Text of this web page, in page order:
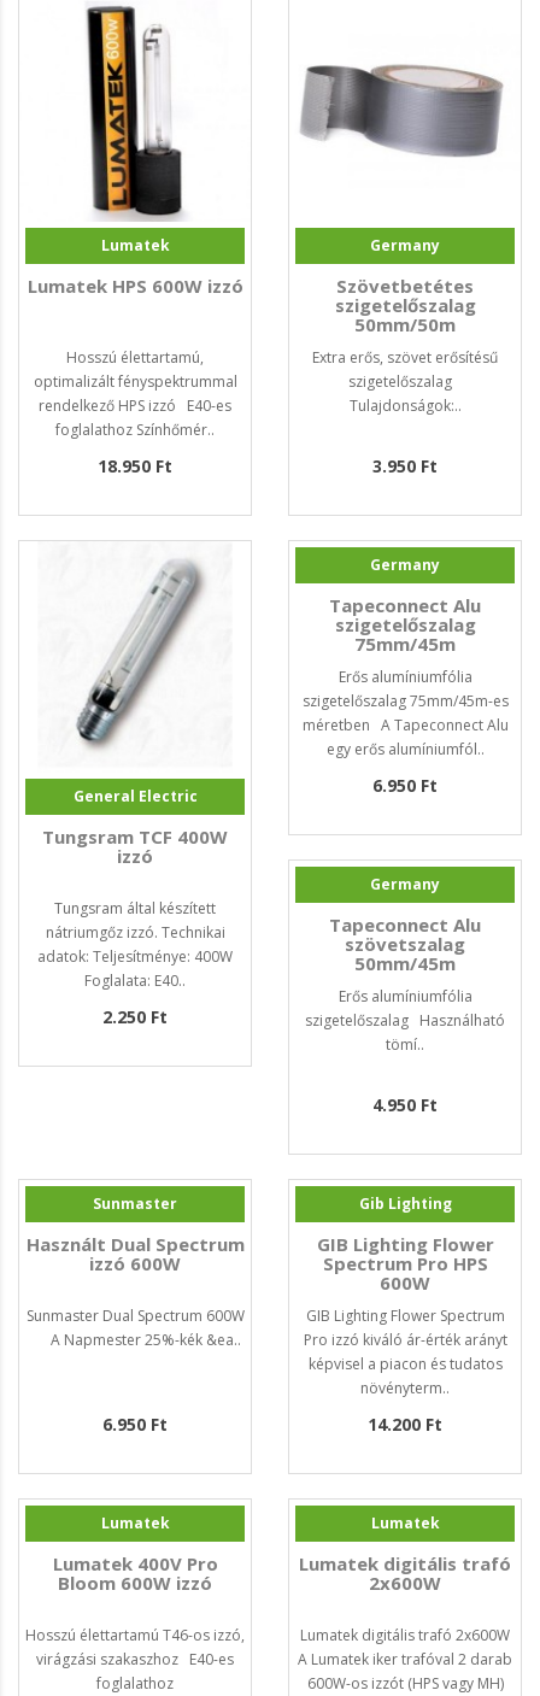
Lumatek
Lumatek HPS 600W izzó
Hosszú élettartamú,
optimalizált fényspektrummal
rendelkező HPS izzó E40-es
foglalathoz Színhőmér..
18.950 Ft
Germany
Szövetbetétes
szigetelőszalag
50mm/50m
Extra erős, szövet erősítésű
szigetelőszalag
Tulajdonságok:..
3.950 Ft
General Electric
Tungsram TCF 400W
izzó
Tungsram által készített
nátriumgőz izzó. Technikai
adatok: Teljesítménye: 400W
Foglalata: E40..
2.250 Ft
Germany
Tapeconnect Alu
szigetelőszalag
75mm/45m
Erős alumíniumfólia
szigetelőszalag 75mm/45m-es
méretben A Tapeconnect Alu
egy erős alumíniumfól..
6.950 Ft
Germany
Tapeconnect Alu
szövetszalag
50mm/45m
Erős alumíniumfólia
szigetelőszalag Használható
tömí..
4.950 Ft
Sunmaster
Használt Dual Spectrum
izzó 600W
Sunmaster Dual Spectrum 600W
A Napmester 25%-kék &ea..
6.950 Ft
Gib Lighting
GIB Lighting Flower
Spectrum Pro HPS
600W
GIB Lighting Flower Spectrum
Pro izzó kiváló ár-érték arányt
képvisel a piacon és tudatos
növényterm..
14.200 Ft
Lumatek
Lumatek 400V Pro
Bloom 600W izzó
Hosszú élettartamú T46-os izzó,
virágzási szakaszhoz E40-es
foglalathoz
Lumatek
Lumatek digitális trafó
2x600W
Lumatek digitális trafó 2x600W
A Lumatek iker trafóval 2 darab
600W-os izzót (HPS vagy MH)